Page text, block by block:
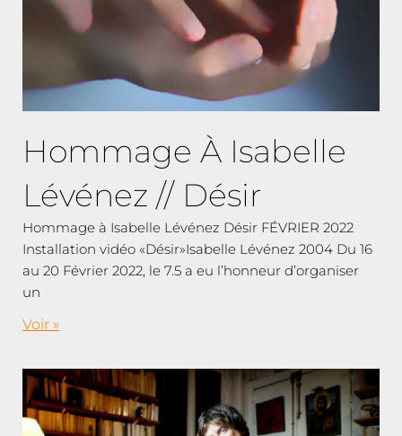
Hommage À Isabelle
Lévénez // Désir
Hommage à Isabelle Lévénez Désir FÉVRIER 2022
Installation vidéo «Désir»Isabelle Lévénez 2004 Du 16
au 20 Février 2022, le 7.5 a eu l’honneur d’organiser
un
Voir »